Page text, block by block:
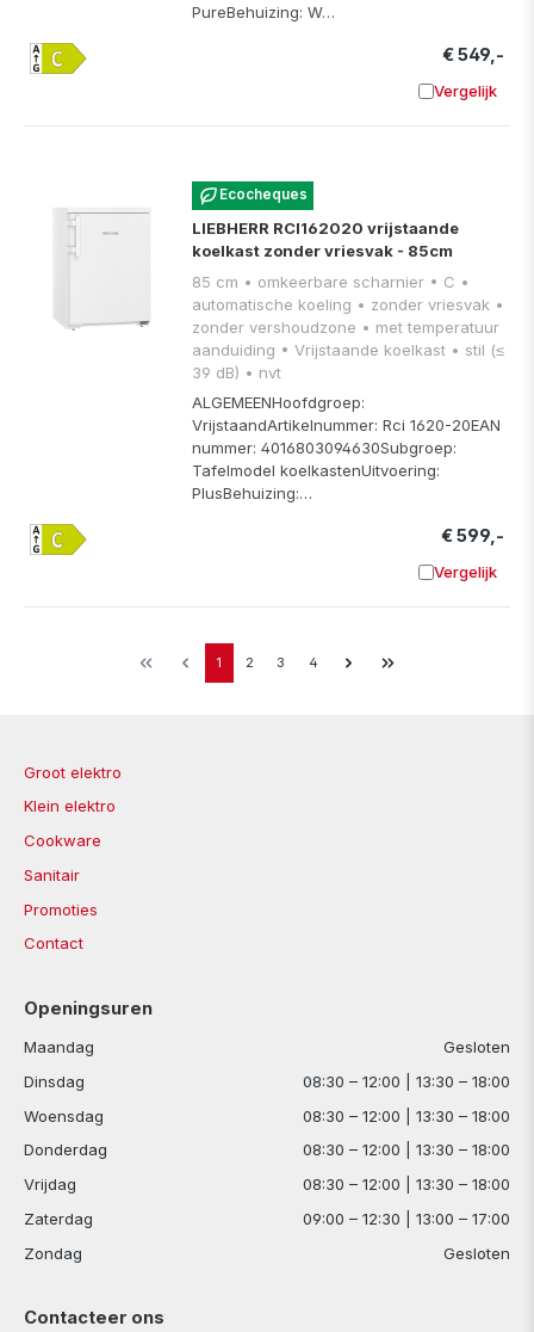
PureBehuizing: W…
€ 549,-
Vergelijk
Ecocheques
LIEBHERR RCI162020 vrijstaande
koelkast zonder vriesvak - 85cm
85 cm • omkeerbare scharnier • C •
automatische koeling • zonder vriesvak •
zonder vershoudzone • met temperatuur
aanduiding • Vrijstaande koelkast • stil (≤
39 dB) • nvt
ALGEMEENHoofdgroep:
VrijstaandArtikelnummer: Rci 1620-20EAN
nummer: 4016803094630Subgroep:
Tafelmodel koelkastenUitvoering:
PlusBehuizing:…
€ 599,-
Vergelijk
1 2 3 4
Groot elektro
Klein elektro
Cookware
Sanitair
Promoties
Contact
Openingsuren
Maandag
Gesloten
Dinsdag
08:30 – 12:00 | 13:30 – 18:00
Woensdag
08:30 – 12:00 | 13:30 – 18:00
Donderdag
08:30 – 12:00 | 13:30 – 18:00
Vrijdag
08:30 – 12:00 | 13:30 – 18:00
Zaterdag
09:00 – 12:30 | 13:00 – 17:00
Zondag
Gesloten
Contacteer ons